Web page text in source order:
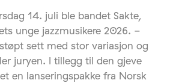
14. juli ble bandet Sakte,
unge jazzmusikere 2026. -
sett med stor variasjon og
juryen. I tillegg til den gjeve
en lanseringspakke fra Norsk